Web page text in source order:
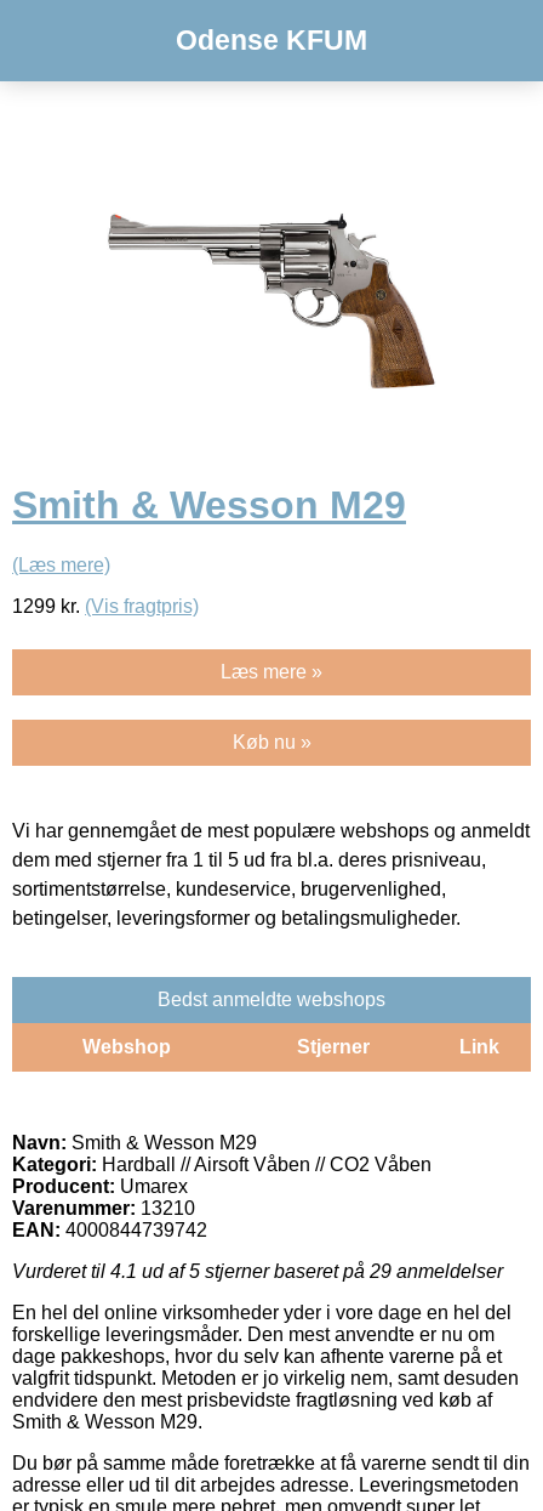
Odense KFUM
Smith & Wesson M29
(Læs mere)
1299 kr. (Vis fragtpris)
Læs mere »
Køb nu »
Vi har gennemgået de mest populære webshops og anmeldt
dem med stjerner fra 1 til 5 ud fra bl.a. deres prisniveau,
sortimentstørrelse, kundeservice, brugervenlighed,
betingelser, leveringsformer og betalingsmuligheder.
Bedst anmeldte webshops
Webshop Stjerner Link
Navn: Smith & Wesson M29
Kategori: Hardball // Airsoft Våben // CO2 Våben
Producent: Umarex
Varenummer: 13210
EAN: 4000844739742
Vurderet til 4.1 ud af 5 stjerner baseret på 29 anmeldelser
En hel del online virksomheder yder i vore dage en hel del
forskellige leveringsmåder. Den mest anvendte er nu om
dage pakkeshops, hvor du selv kan afhente varerne på et
valgfrit tidspunkt. Metoden er jo virkelig nem, samt desuden
endvidere den mest prisbevidste fragtløsning ved køb af
Smith & Wesson M29.
Du bør på samme måde foretrække at få varerne sendt til din
adresse eller ud til dit arbejdes adresse. Leveringsmetoden
er typisk en smule mere pebret, men omvendt super let